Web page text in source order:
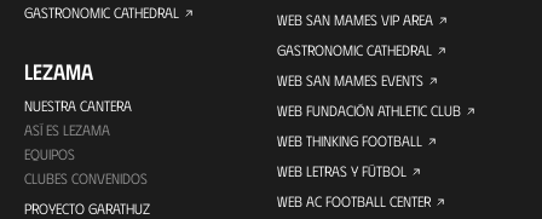
GASTRONOMIC CATHEDRAL
LEZAMA
NUESTRA CANTERA
ASÍ ES LEZAMA
EQUIPOS
CLUBES CONVENIDOS
PROYECTO GARATHUZ
WEB SAN MAMES VIP AREA
GASTRONOMIC CATHEDRAL
WEB SAN MAMES EVENTS
WEB FUNDACIÓN ATHLETIC CLUB
WEB THINKING FOOTBALL
WEB LETRAS Y FÚTBOL
WEB AC FOOTBALL CENTER